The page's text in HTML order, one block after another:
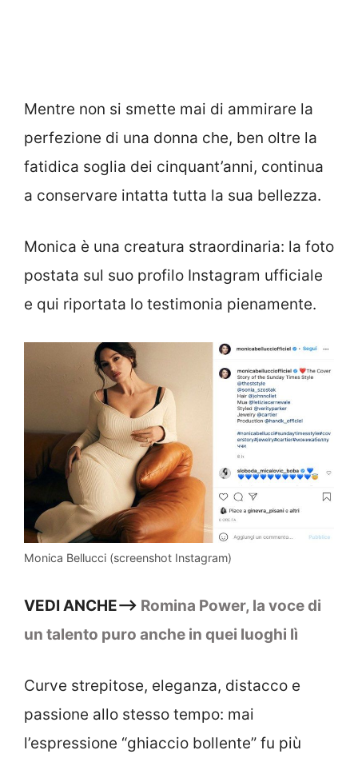
Mentre non si smette mai di ammirare la
perfezione di una donna che, ben oltre la
fatidica soglia dei cinquant’anni, continua
a conservare intatta tutta la sua bellezza.
Monica è una creatura straordinaria: la foto
postata sul suo profilo Instagram ufficiale
e qui riportata lo testimonia pienamente.
Monica Bellucci (screenshot Instagram)
VEDI ANCHE—> Romina Power, la voce di
un talento puro anche in quei luoghi lì
Curve strepitose, eleganza, distacco e
passione allo stesso tempo: mai
l’espressione “ghiaccio bollente” fu più